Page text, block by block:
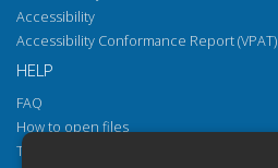
Accessibility
Accessibility Conformance Report (VPAT)
HELP
FAQ
How to open files
Torrossa Reader